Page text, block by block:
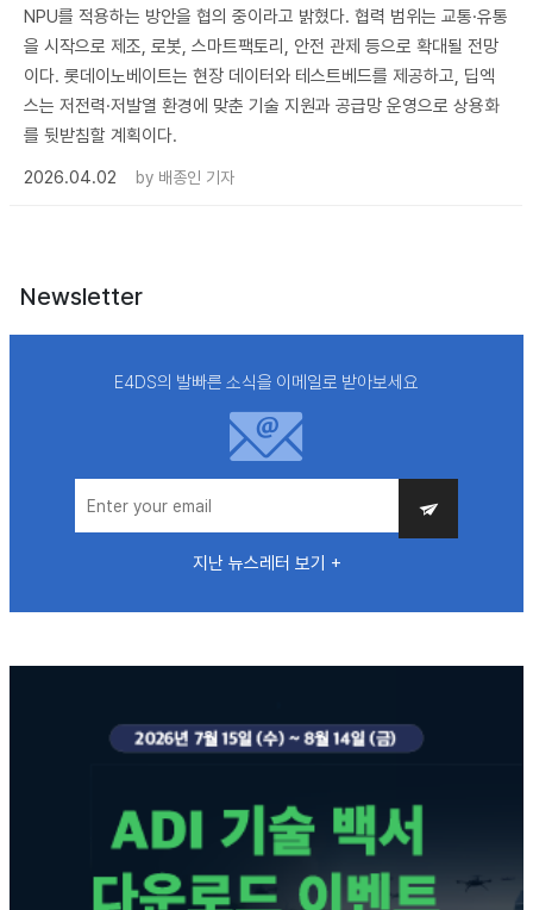
NPU를 적용하는 방안을 협의 중이라고 밝혔다. 협력 범위는 교통·유통
을 시작으로 제조, 로봇, 스마트팩토리, 안전 관제 등으로 확대될 전망
이다. 롯데이노베이트는 현장 데이터와 테스트베드를 제공하고, 딥엑
스는 저전력·저발열 환경에 맞춘 기술 지원과 공급망 운영으로 상용화
를 뒷받침할 계획이다.
2026.04.02
by 배종인 기자
Newsletter
E4DS의 발빠른 소식을 이메일로 받아보세요
지난 뉴스레터 보기 +